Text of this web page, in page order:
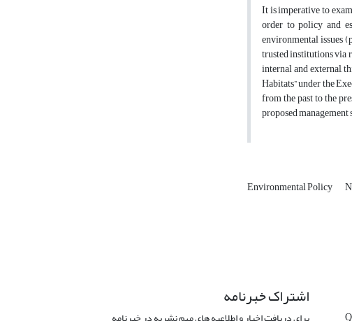
It is imperative to
order to policy and
environmental issues
trusted institutions via
internal and external,
Habitats” under the
from the past to the
proposed
Environmental Policy
اشتراک خبرنامه